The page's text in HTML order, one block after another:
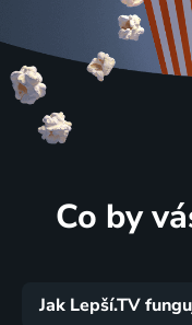
Co by
Jak Lepší.TV